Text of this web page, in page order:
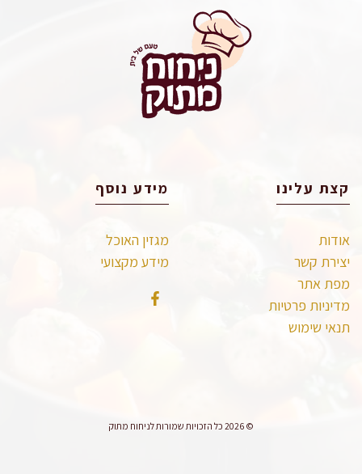
קצת עלינו
אודות
יצירת קשר
מפת אתר
מדיניות פרטיות
תנאי שימוש
מידע נוסף
מגזין האוכל
מידע מקצועי
© 2026 כל הזכויות שמורות לניחוח מתוק